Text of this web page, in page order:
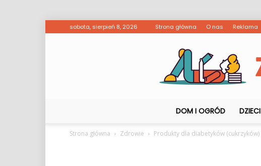
sobota, sierpień 8, 2026 Strona główna O nas Reklama
DOM I OGRÓD DZIECI
Strona główna Zdrowie Produkty dla diabetyków (cukrzyków)